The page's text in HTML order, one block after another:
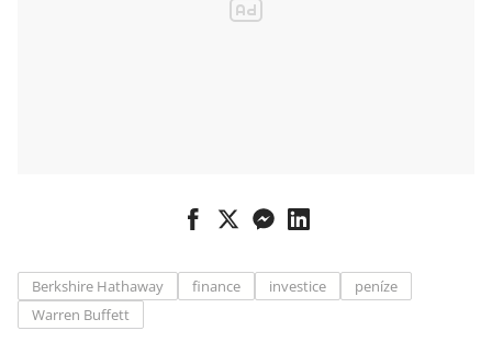
Berkshire Hathaway finance investice
peníze
Warren Buffett